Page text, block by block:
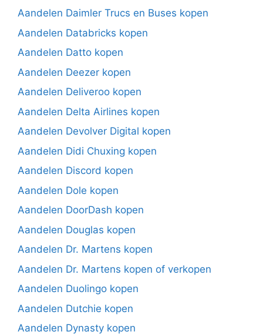
Aandelen Daimler Trucs en Buses kopen
Aandelen Databricks kopen
Aandelen Datto kopen
Aandelen Deezer kopen
Aandelen Deliveroo kopen
Aandelen Delta Airlines kopen
Aandelen Devolver Digital kopen
Aandelen Didi Chuxing kopen
Aandelen Discord kopen
Aandelen Dole kopen
Aandelen DoorDash kopen
Aandelen Douglas kopen
Aandelen Dr. Martens kopen
Aandelen Dr. Martens kopen of verkopen
Aandelen Duolingo kopen
Aandelen Dutchie kopen
Aandelen Dynasty kopen